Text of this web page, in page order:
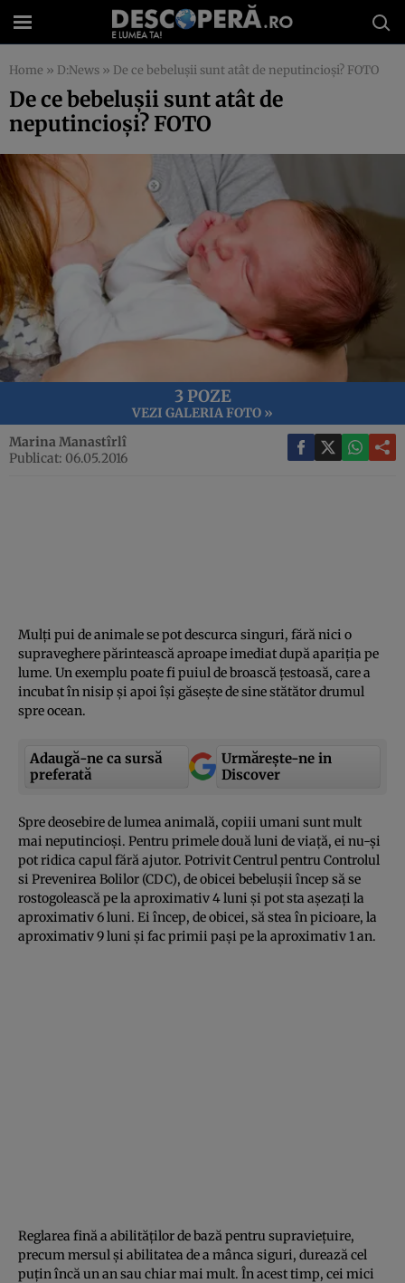
Home » D:News » De ce bebeluşii sunt atât de neputincioşi? FOTO
De ce bebeluşii sunt atât de
neputincioşi? FOTO
3 POZE
VEZI GALERIA FOTO »
Marina Manastîrlî
Publicat: 06.05.2016
Mulţi pui de animale se pot descurca singuri, fără nici o
supraveghere părintească aproape imediat după apariţia pe
lume. Un exemplu poate fi puiul de broască ţestoasă, care a
incubat în nisip şi apoi îşi găseşte de sine stătător drumul
spre ocean.
Adaugă-ne ca sursă
preferată
Urmărește-ne in
Discover
Spre deosebire de lumea animală, copiii umani sunt mult
mai neputincioşi. Pentru primele două luni de viaţă, ei nu-şi
pot ridica capul fără ajutor. Potrivit Centrul pentru Controlul
si Prevenirea Bolilor (CDC), de obicei bebeluşii încep să se
rostogolească pe la aproximativ 4 luni şi pot sta aşezaţi la
aproximativ 6 luni. Ei încep, de obicei, să stea în picioare, la
aproximativ 9 luni şi fac primii paşi pe la aproximativ 1 an.
Reglarea fină a abilităţilor de bază pentru supravieţuire,
precum mersul şi abilitatea de a mânca siguri, durează cel
puţin încă un an sau chiar mai mult. În acest timp, cei mici